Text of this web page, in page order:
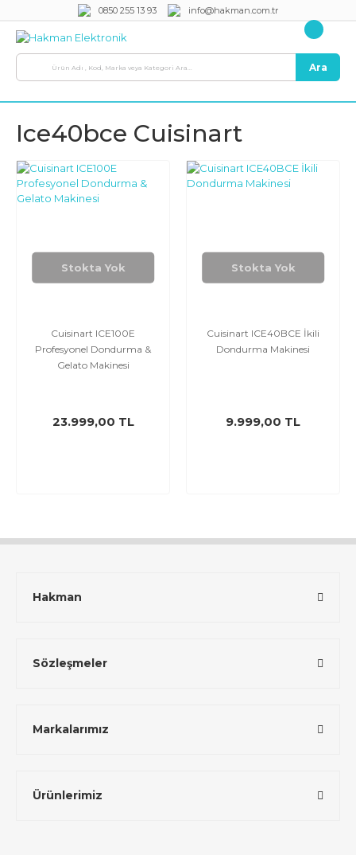
0850 255 13 93 info@hakman.com.tr
Ara
Ice40bce Cuisinart
Stokta Yok
Cuisinart ICE100E
Profesyonel Dondurma &
Gelato Makinesi
23.999,00 TL
Stokta Yok
Cuisinart ICE40BCE İkili
Dondurma Makinesi
9.999,00 TL
Hakman
Sözleşmeler
Markalarımız
Ürünlerimiz